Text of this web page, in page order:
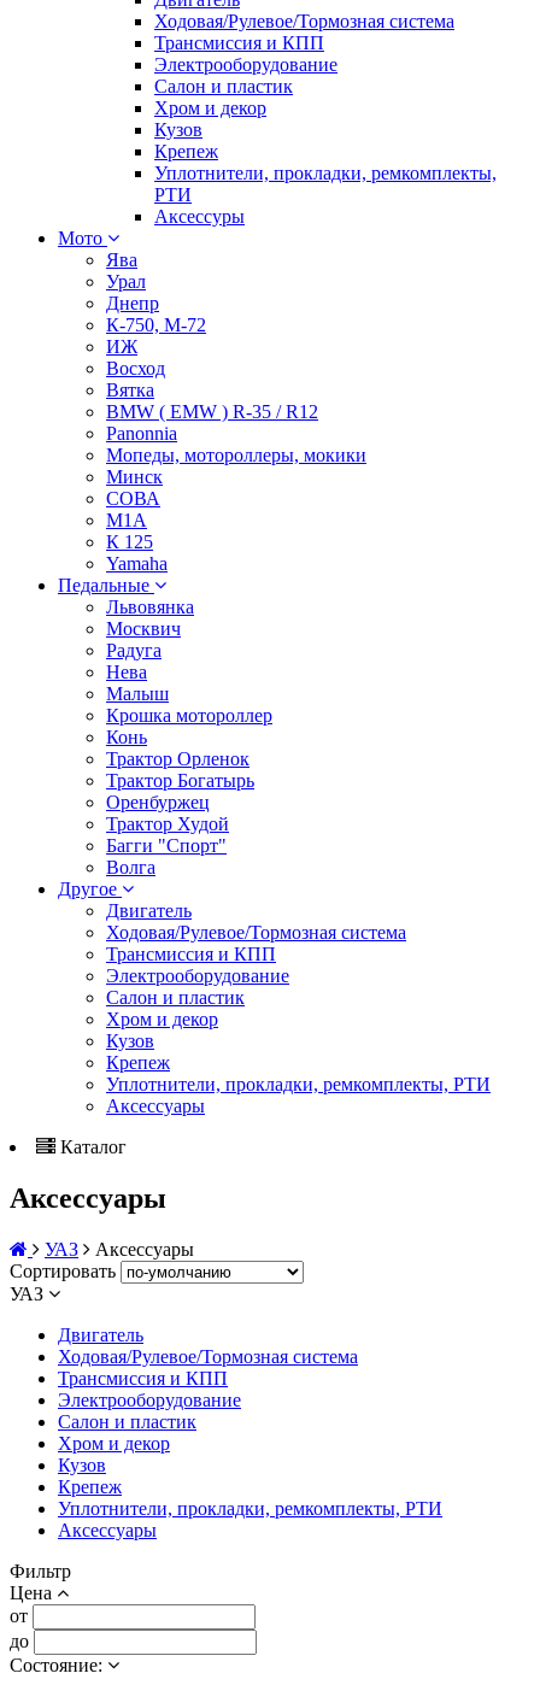
Ходовая/Рулевое/Тормозная система
Трансмиссия и КПП
Электрооборудование
Салон и пластик
Хром и декор
Кузов
Крепеж
Уплотнители, прокладки, ремкомплекты,
РТИ
Аксессуры
Мото
Ява
Урал
Днепр
К-750, М-72
ИЖ
Восход
Вятка
BMW ( EMW ) R-35 / R12
Panonnia
Мопеды, мотороллеры, мокики
Минск
СОВА
М1А
К 125
Yamaha
Педальные
Львовянка
Москвич
Радуга
Нева
Малыш
Крошка мотороллер
Конь
Трактор Орленок
Трактор Богатырь
Оренбуржец
Трактор Худой
Багги "Спорт"
Волга
Другое
Двигатель
Ходовая/Рулевое/Тормозная система
Трансмиссия и КПП
Электрооборудование
Салон и пластик
Хром и декор
Кузов
Крепеж
Уплотнители, прокладки, ремкомплекты, РТИ
Аксессуары
Каталог
Аксессуары
УАЗ
Аксессуары
Сортировать
УАЗ
Двигатель
Ходовая/Рулевое/Тормозная система
Трансмиссия и КПП
Электрооборудование
Салон и пластик
Хром и декор
Кузов
Крепеж
Уплотнители, прокладки, ремкомплекты, РТИ
Аксессуары
Фильтр
Цена
от
до
Состояние: